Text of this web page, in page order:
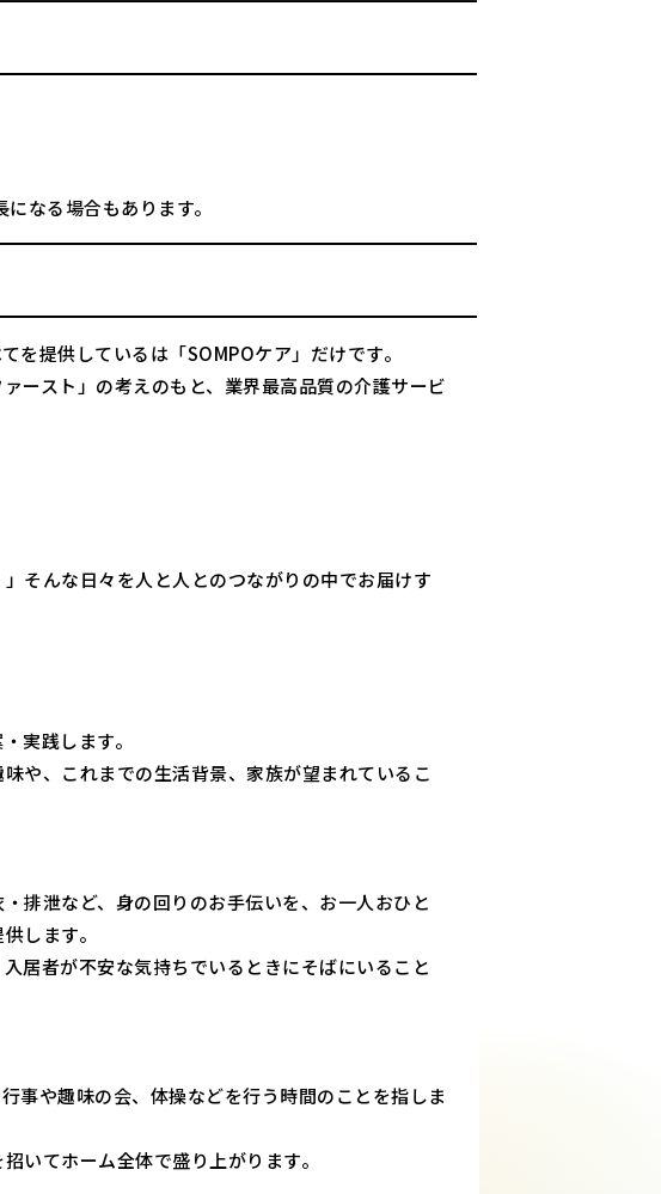
なる場合もあります。
を提供しているは「SOMPOケア」だけです。
ースト」の考えのもと、業界最高品質の介護サービ
そんな日々を人と人とのつながりの中でお届けす
実践します。
や、これまでの生活背景、家族が望まれているこ
排泄など、身の回りのお手伝いを、お一人おひと
します。
居者が不安な気持ちでいるときにそばにいること
事や趣味の会、体操などを行う時間のことを指しま
いてホーム全体で盛り上がります。